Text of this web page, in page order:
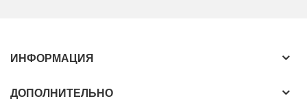
ИНФОРМАЦИЯ
ДОПОЛНИТЕЛЬНО